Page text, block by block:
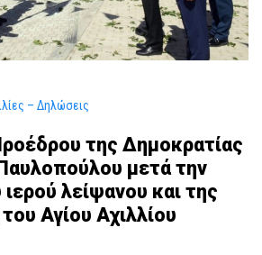
– Δηλώσεις
της Δημοκρατίας
μετά την
λείψανου και της
Αγίου Αχιλλίου